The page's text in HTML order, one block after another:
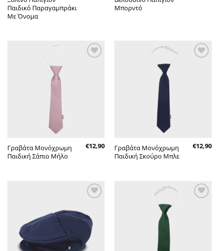
Παιδικό Παραγαμπράκι
Με Όνομα
Μπορντό
Γραβάτα Μονόχρωμη
Παιδική Σάπιο Μήλο
€12,90
Γραβάτα Μονόχρωμη
Παιδική Σκούρο Μπλε
€12,90
στην λίστα
επιθυμητών